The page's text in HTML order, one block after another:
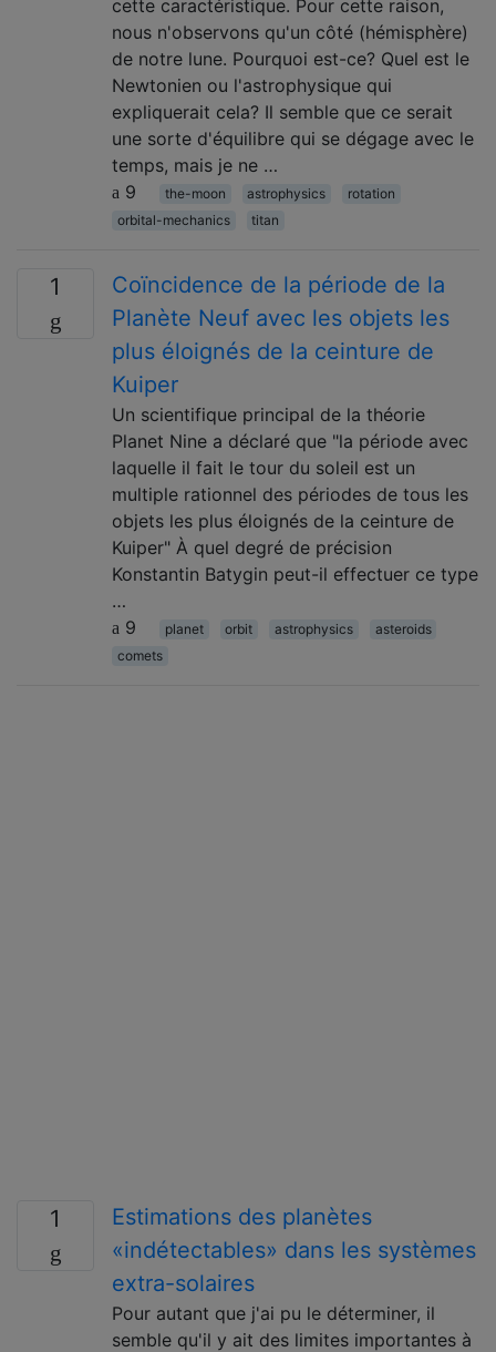
cette caractéristique. Pour cette raison,
nous n'observons qu'un côté (hémisphère)
de notre lune. Pourquoi est-ce? Quel est le
Newtonien ou l'astrophysique qui
expliquerait cela? Il semble que ce serait
une sorte d'équilibre qui se dégage avec le
temps, mais je ne …
9
the-moon astrophysics
rotation
orbital-mechanics
titan
1
Coïncidence de la période de la
Planète Neuf avec les objets les
plus éloignés de la ceinture de
Kuiper
Un scientifique principal de la théorie
Planet Nine a déclaré que "la période avec
laquelle il fait le tour du soleil est un
multiple rationnel des périodes de tous les
objets les plus éloignés de la ceinture de
Kuiper" À quel degré de précision
Konstantin Batygin peut-il effectuer ce type
…
9
planet orbit astrophysics
asteroids
comets
1
Estimations des planètes
«indétectables» dans les systèmes
extra-solaires
Pour autant que j'ai pu le déterminer, il
semble qu'il y ait des limites importantes à